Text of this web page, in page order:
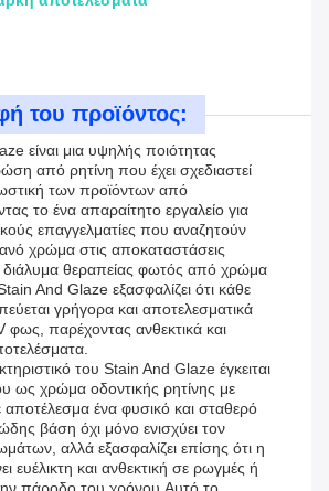
του προϊόντος:
είναι μια υψηλής ποιότητας
από ρητίνη που έχει σχεδιαστεί
των προϊόντων από
το ένα απαραίτητο εργαλείο για
επαγγελματίες που αναζητούν
χρώμα στις αποκαταστάσεις
διάλυμα θεραπείας φωτός από χρώμα
And Glaze εξασφαλίζει ότι κάθε
γρήγορα και αποτελεσματικά
παρέχοντας ανθεκτικά και
του Stain And Glaze έγκειται
ως χρώμα οδοντικής ρητίνης με
ένα φυσικό και σταθερό
βάση όχι μόνο ενισχύει τον
αλλά εξασφαλίζει επίσης ότι η
ευέλικτη και ανθεκτική σε ρωγμές ή